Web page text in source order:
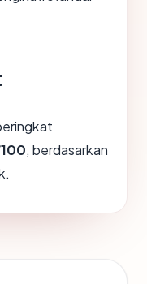
, berdasarkan